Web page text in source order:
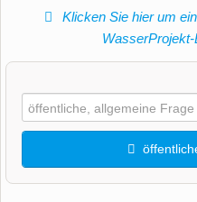
Klicken Sie hier um